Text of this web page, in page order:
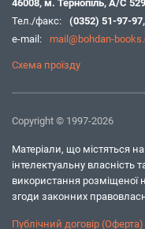
46008, м. Тернопіль, А/С 529
Тел./факс:
(0352) 51-97-97,
e-mail:
mail@bohdan-
Схема проїзду
Copyright © 1997-2026
Матеріали, що містяться
інтелектуальну власність
використання розміщеної
згоди законних
Публічний договір (Оферта)